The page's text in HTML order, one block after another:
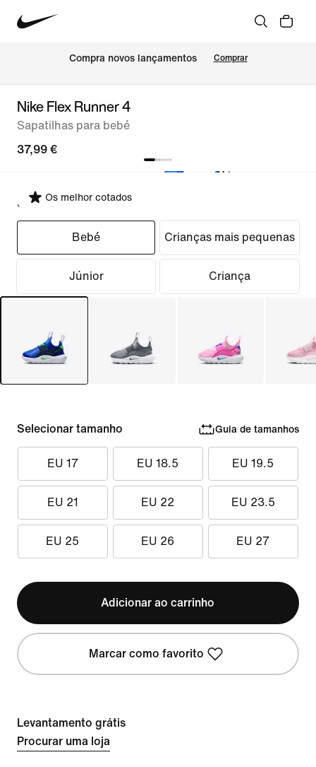
Compra novos lançamentos Comprar
Nike Flex Runner 4
Sapatilhas para bebé
37,99 €
Os melhor cotados
Selecionar ajuste
Bebé Crianças mais pequenas
Júnior Criança
Selecionar tamanho Guia de tamanhos
EU 17 EU 18.5 EU 19.5
EU 21 EU 22 EU 23.5
EU 25 EU 26 EU 27
Adicionar ao carrinho
Marcar como favorito
Levantamento grátis
Procurar uma loja